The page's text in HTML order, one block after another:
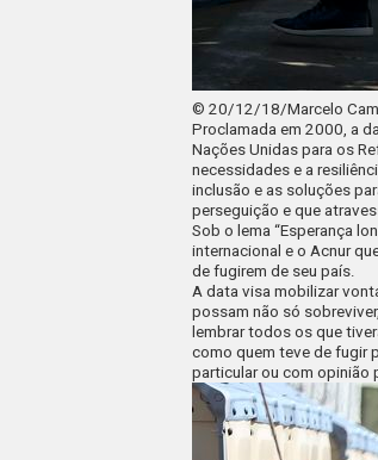
© 20/12/18/Marcelo
Proclamada em 2000, a
Nações Unidas para os
necessidades e a
inclusão e as soluções
perseguição e que
Sob o lema “Esperança
internacional e o Acnur
de fugirem de seu país.
A data visa mobilizar
possam não só
lembrar todos os que
como quem teve de fugir
particular ou com opinião